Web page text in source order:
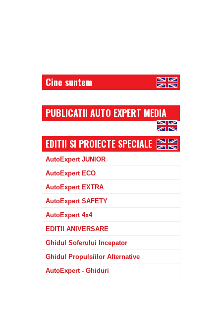
Cine suntem
PUBLICATII AUTO EXPERT MEDIA
EDITII SI PROIECTE SPECIALE
AutoExpert JUNIOR
AutoExpert ECO
AutoExpert EXTRA
AutoExpert SAFETY
AutoExpert 4x4
EDITII ANIVERSARE
Ghidul Soferului Incepator
Ghidul Propulsiilor Alternative
AutoExpert - Ghiduri